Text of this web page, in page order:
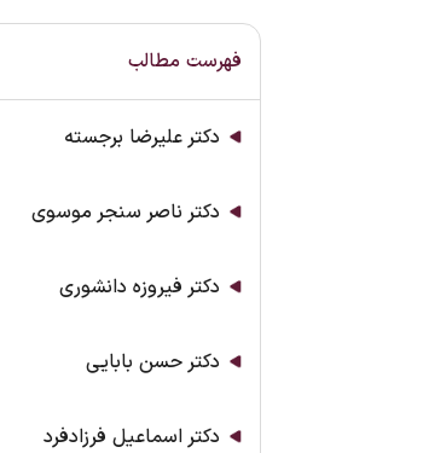
فهرست مطالب
دکتر علیرضا برجسته
دکتر ناصر سنجر موسوی
دکتر فیروزه دانشوری
دکتر حسن بابایی
دکتر اسماعیل فرزادفرد